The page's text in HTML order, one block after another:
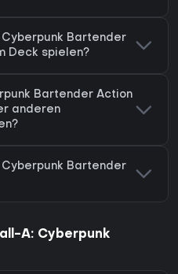
Cyberpunk Bartender
Deck spielen?
Bartender Action
anderen
Cyberpunk Bartender
A: Cyberpunk